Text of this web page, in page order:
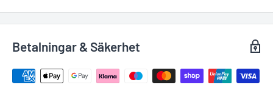
Betalningar & Säkerhet